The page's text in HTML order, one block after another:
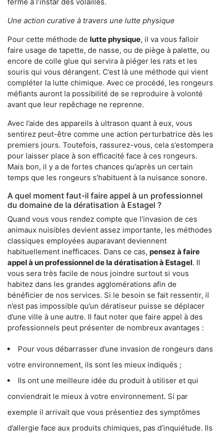
Une action curative à travers une lutte physique
Pour cette méthode de lutte physique, il va vous falloir
faire usage de tapette, de nasse, ou de piège à palette, ou
encore de colle glue qui servira à piéger les rats et les
souris qui vous dérangent. C’est là une méthode qui vient
compléter la lutte chimique. Avec ce procédé, les rongeurs
méfiants auront la possibilité de se reproduire à volonté
avant que leur repêchage ne reprenne.
Avec l’aide des appareils à ultrason quant à eux, vous
sentirez peut-être comme une action perturbatrice dès les
premiers jours. Toutefois, rassurez-vous, cela s’estompera
pour laisser place à son efficacité face à ces rongeurs.
Mais bon, il y a de fortes chances qu’après un certain
temps que les rongeurs s’habituent à la nuisance sonore.
A quel moment faut-il faire appel à un professionnel
du domaine de la dératisation à Estagel ?
Quand vous vous rendez compte que l’invasion de ces
animaux nuisibles devient assez importante, les méthodes
classiques employées auparavant deviennent
habituellement inefficaces. Dans ce cas, pensez à faire
appel à un professionnel de la dératisation à Estagel. Il
vous sera très facile de nous joindre surtout si vous
habitez dans les grandes agglomérations afin de
bénéficier de nos services. Si le besoin se fait ressentir, il
n’est pas impossible qu’un dératiseur puisse se déplacer
d’une ville à une autre. Il faut noter que faire appel à des
professionnels peut présenter de nombreux avantages :
Pour vous débarrasser d’une invasion de rongeurs dans
votre environnement, ils sont les mieux indiqués ;
Ils ont une meilleure idée du produit à utiliser et qui
conviendrait le mieux à votre environnement. Si par
exemple il arrivait que vous présentiez des symptômes
d’allergie face aux produits chimiques, pas d’inquiétude. Ils